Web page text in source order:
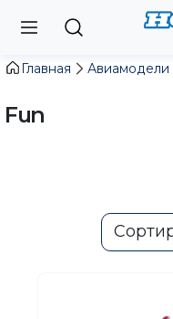
Главная Авиамодели
Fun